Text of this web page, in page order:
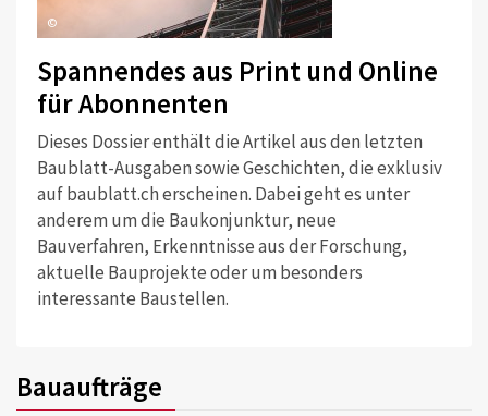
©
Spannendes aus Print und Online
für Abonnenten
Dieses Dossier enthält die Artikel aus den letzten
Baublatt-Ausgaben sowie Geschichten, die exklusiv
auf baublatt.ch erscheinen. Dabei geht es unter
anderem um die Baukonjunktur, neue
Bauverfahren, Erkenntnisse aus der Forschung,
aktuelle Bauprojekte oder um besonders
interessante Baustellen.
Bauaufträge